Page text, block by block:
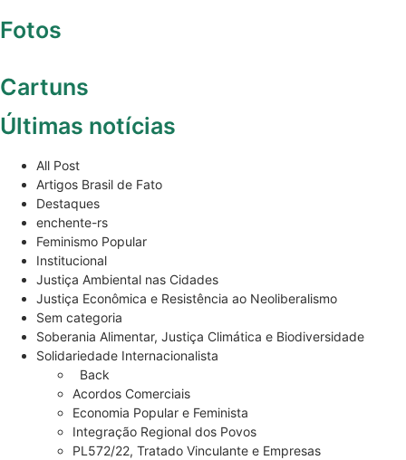
Fotos
Cartuns
Últimas notícias
All Post
Artigos Brasil de Fato
Destaques
enchente-rs
Feminismo Popular
Institucional
Justiça Ambiental nas Cidades
Justiça Econômica e Resistência ao Neoliberalismo
Sem categoria
Soberania Alimentar, Justiça Climática e Biodiversidade
Solidariedade Internacionalista
Back
Acordos Comerciais
Economia Popular e Feminista
Integração Regional dos Povos
PL572/22, Tratado Vinculante e Empresas